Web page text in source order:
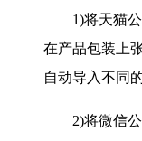
1)将天猫公
在产品包装上
自动导入不同
2)将微信公